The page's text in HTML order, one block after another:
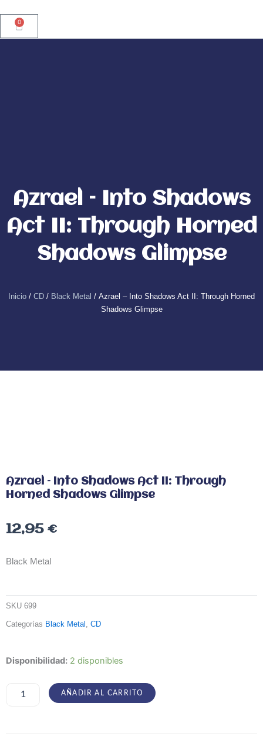
0
Carrito
Azrael – Into Shadows
Act II: Through Horned
Shadows Glimpse
Inicio / CD / Black Metal / Azrael – Into Shadows Act II: Through Horned
Shadows Glimpse
Azrael – Into Shadows Act II: Through
Horned Shadows Glimpse
12,95 €
Black Metal
SKU 699
Categorías Black Metal , CD
Disponibilidad: 2 disponibles
Azrael
Shadows
AÑADIR AL CARRITO